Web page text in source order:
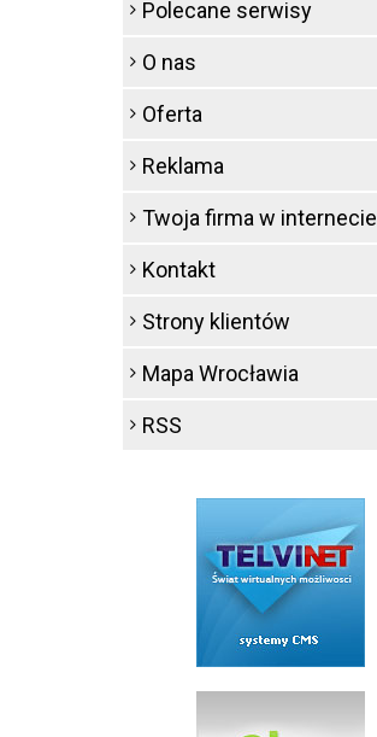
Polecane serwisy
O nas
Oferta
Reklama
Twoja firma w internecie
Kontakt
Strony klientów
Mapa Wrocławia
RSS